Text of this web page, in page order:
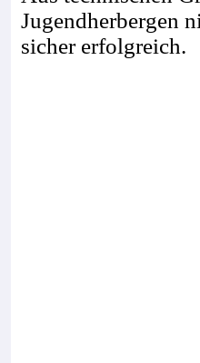
Jugendherbergen
sicher erfolgreich.